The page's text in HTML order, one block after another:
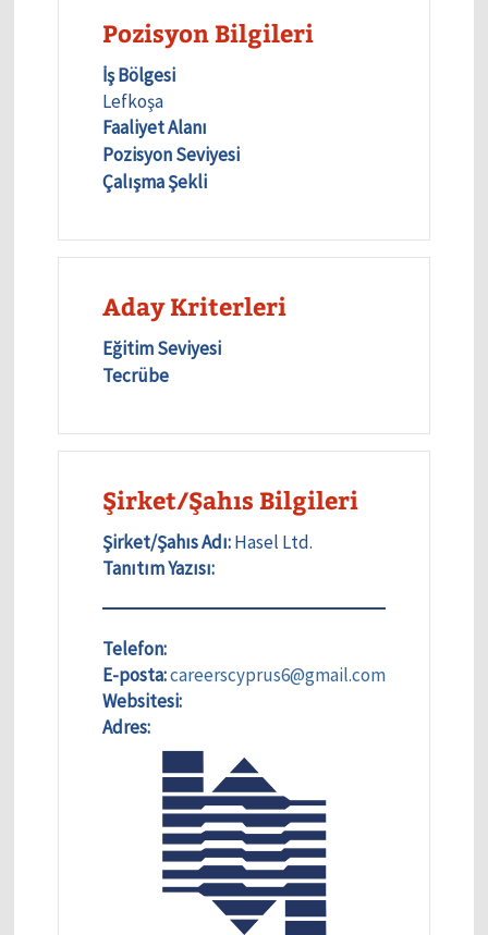
Pozisyon Bilgileri
İş Bölgesi
Lefkoşa
Faaliyet Alanı
Pozisyon Seviyesi
Çalışma Şekli
Aday Kriterleri
Eğitim Seviyesi
Tecrübe
Şirket/Şahıs Bilgileri
Şirket/Şahıs Adı:Hasel Ltd.
Tanıtım Yazısı:
Telefon:
E-posta:careerscyprus6@gmail.com
Websitesi:
Adres: